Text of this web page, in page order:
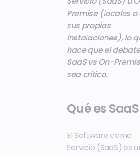
Premise (locales o
sus propias
instalaciones), lo
hace que el debate
SaaS vs On-
sea crítico.
Qué es SaaS
El Software como
Servicio (SaaS) es